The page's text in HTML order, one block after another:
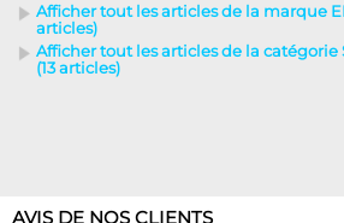
Afficher tout les articles de la marque
articles)
Afficher tout les articles de la catégorie
(13 articles)
AVIS DE NOS CLIENTS